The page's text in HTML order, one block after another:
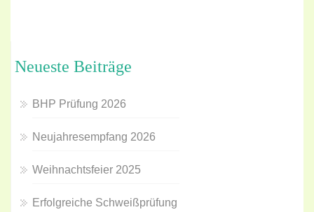
Neueste Beiträge
BHP Prüfung 2026
Neujahresempfang 2026
Weihnachtsfeier 2025
Erfolgreiche Schweißprüfung